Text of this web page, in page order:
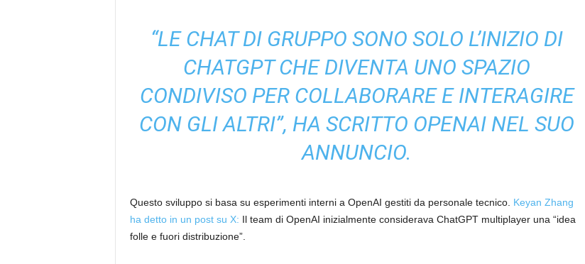
“LE CHAT DI GRUPPO SONO SOLO L’INIZIO DI
CHATGPT CHE DIVENTA UNO SPAZIO
CONDIVISO PER COLLABORARE E INTERAGIRE
CON GLI ALTRI”, HA SCRITTO OPENAI NEL SUO
ANNUNCIO.
Questo sviluppo si basa su esperimenti interni a OpenAI gestiti da personale tecnico. Keyan Zhang
ha detto in un post su X: Il team di OpenAI inizialmente considerava ChatGPT multiplayer una “idea
folle e fuori distribuzione”.